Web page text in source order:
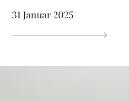
31 Januar 2025